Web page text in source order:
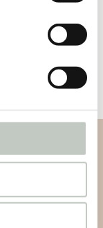
tapahtumista